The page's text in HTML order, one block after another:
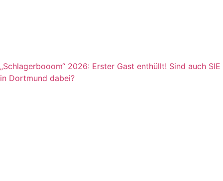
„Schlagerbooom“ 2026: Erster Gast enthüllt! Sind auch SIE
in Dortmund dabei?